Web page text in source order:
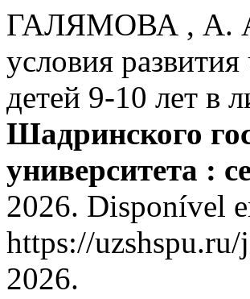
ГАЛЯМОВА , А.
условия
детей 9-10 лет в
Шадринского
университета :
2026. Disponível
https://
2026.